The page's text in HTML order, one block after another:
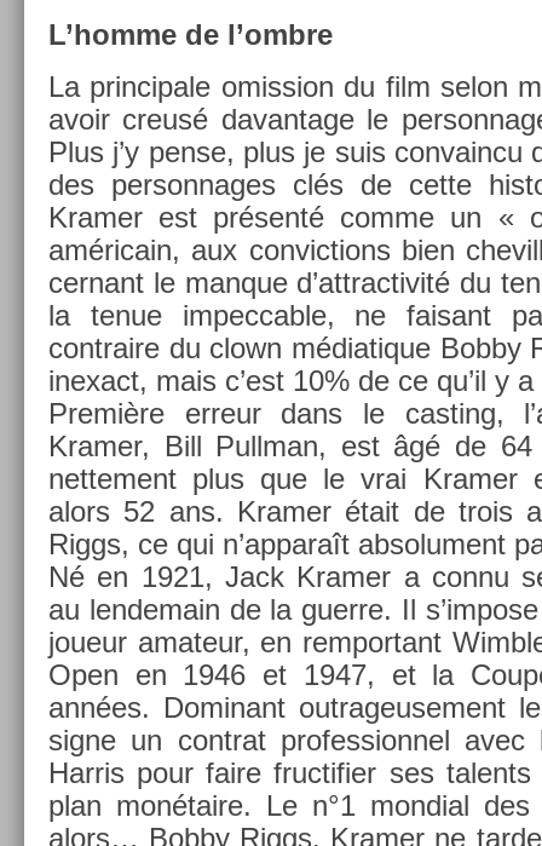
L’homme de l’ombre
La prin­cipale omiss­ion du film selon
avoir creusé davan­tage le
Plus j’y pense, plus je suis con­vain­cu
des per­son­nages clés de cette
Kram­er est présenté comme un «
américain, aux con­vic­tions bien
cer­nant le man­que d’attrac­tivité du
la tenue im­pecc­able, ne faisant
contra­ire du clown médiatique Bobby
in­exact, mais c’est 10% de ce qu’il y
Première er­reur dans le cast­ing,
Kram­er, Bill Pullman, est âgé de
net­te­ment plus que le vrai Kram­er
alors 52 ans. Kram­er était de trois
Riggs, ce qui n’ap­paraît ab­solu­ment
Né en 1921, Jack Kram­er a connu
au len­demain de la guer­re. Il
joueur amateur, en re­mpor­tant
Open en 1946 et 1947, et la
années. Dominant out­rageuse­ment
signe un contra­t pro­fes­sion­nel avec
Har­ris pour faire fruc­tifi­er ses
plan monétaire. Le n°1 mon­di­al des
alors… Bobby Riggs. Kram­er ne